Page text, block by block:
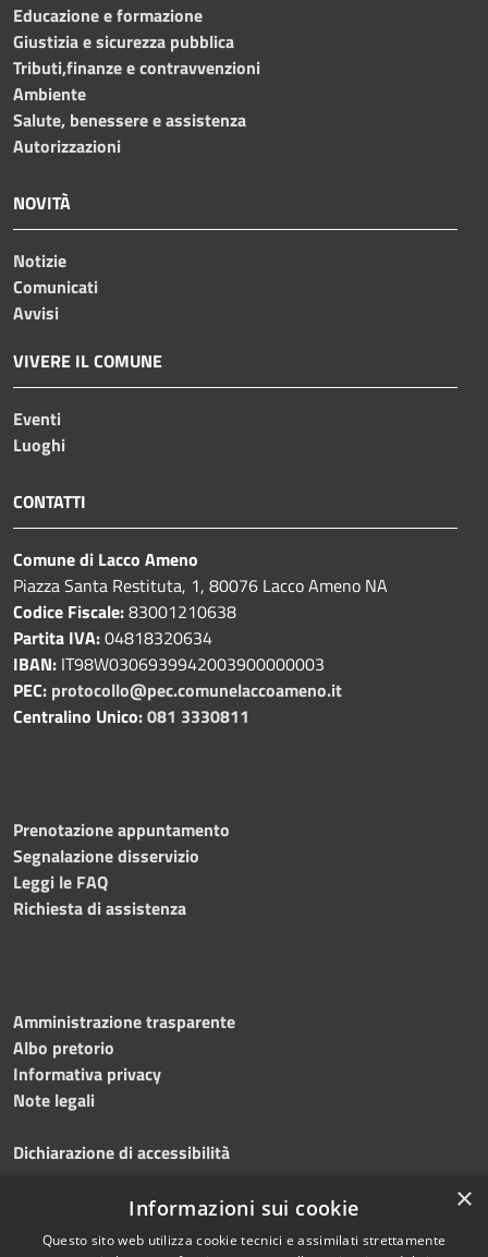
Educazione e formazione
Giustizia e sicurezza pubblica
Tributi,finanze e contravvenzioni
Ambiente
Salute, benessere e assistenza
Autorizzazioni
NOVITÀ
Notizie
Comunicati
Avvisi
VIVERE IL COMUNE
Eventi
Luoghi
CONTATTI
Comune di Lacco Ameno
Piazza Santa Restituta, 1, 80076 Lacco Ameno NA
Codice Fiscale:83001210638
Partita IVA:04818320634
IBAN: IT98W0306939942003900000003
PEC: protocollo@pec.comunelaccoameno.it
Centralino Unico:081 3330811
Prenotazione appuntamento
Segnalazione disservizio
Leggi le FAQ
Richiesta di assistenza
Amministrazione trasparente
Albo pretorio
Informativa privacy
Note legali
Dichiarazione di accessibilità
Obiettivi accessibilità 2026
×
Informazioni sui cookie
Questo sito web utilizza cookie tecnici e assimilati strettamente